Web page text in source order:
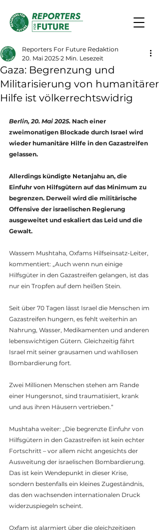
Gaza: Begrenzung und
Militarisierung von humanitärer
Hilfe ist völkerrechtswidrig
Reporters For Future Redaktion
20. Mai 2025 2 Min. Lesezeit
Berlin, 20. Mai 2025. Nach einer
zweimonatigen Blockade durch Israel wird
wieder humanitäre Hilfe in den Gazastreifen
gelassen.
Allerdings kündigte Netanjahu an, die
Einfuhr von Hilfsgütern auf das Minimum zu
begrenzen. Derweil wird die militärische
Offensive der israelischen Regierung
ausgeweitet und eskaliert das Leid und die
Gewalt.
Wassem Mushtaha, Oxfams Hilfseinsatz-Leiter,
kommentiert: „Auch wenn nun einige
Hilfsgüter in den Gazastreifen gelangen, ist das
nur ein Tropfen auf dem heißen Stein.
Seit über 70 Tagen lässt Israel die Menschen im
Gazastreifen hungern, es fehlt weiterhin an
Nahrung, Wasser, Medikamenten und anderen
lebenswichtigen Gütern. Gleichzeitig fährt
Israel mit seiner grausamen und wahllosen
Bombardierung fort.
Zwei Millionen Menschen stehen am Rande
einer Hungersnot, sind traumatisiert, krank
und aus ihren Häusern vertrieben.“
Mushtaha weiter: „Die begrenzte Einfuhr von
Hilfsgütern in den Gazastreifen ist kein echter
Fortschritt – vor allem nicht angesichts der
Ausweitung der israelischen Bombardierung.
Das ist kein Wendepunkt in dieser Krise,
sondern bestenfalls ein kleines Zugeständnis,
das den wachsenden internationalen Druck
widerzuspiegeln scheint.
Oxfam ist alarmiert über die gleichzeitigen